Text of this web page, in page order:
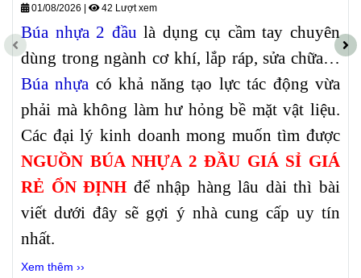
01/08/2026 42 Lượt xem
Búa nhựa 2 đầu là dụng cụ cầm tay chuyên
dùng trong ngành cơ khí, lắp ráp, sửa chữa…
Búa nhựa có khả năng tạo lực tác động vừa
phải mà không làm hư hỏng bề mặt vật liệu.
Các đại lý kinh doanh mong muốn tìm được
NGUỒN BÚA NHỰA 2 ĐẦU GIÁ SỈ GIÁ
RẺ ỔN ĐỊNH để nhập hàng lâu dài thì bài
viết dưới đây sẽ gợi ý nhà cung cấp uy tín
nhất.
Xem thêm ››